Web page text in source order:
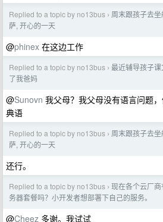
Replied to a topic by no13bus › 周末跟孩子去
萨, 开心的一天
@phinex 在这边工作
Replied to a topic by no13bus › 最近辅导孩子
了我爸妈
@Sunovn 我父母？我父母没有语言问题
典语
Replied to a topic by no13bus › 周末跟孩子去
萨, 开心的一天
还行。
Replied to a topic by no13bus › 现在各个云厂
务器套餐吗？小开发者想部署下自己的服务。
@Cheez 多谢。我试试